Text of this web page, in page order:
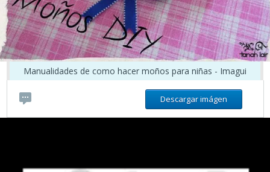
Manualidades de como hacer moños para niñas - Imagui
Descargar imágen